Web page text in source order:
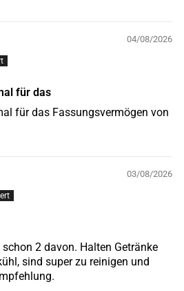
04/08/2026
für das
für das Fassungsvermögen von
03/08/2026
2 davon. Halten Getränke
sind super zu reinigen und